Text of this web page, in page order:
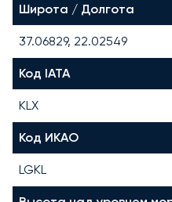
Широта / Долгота
37.06829, 22.02549
Код IATA
KLX
Код ИКАО
LGKL